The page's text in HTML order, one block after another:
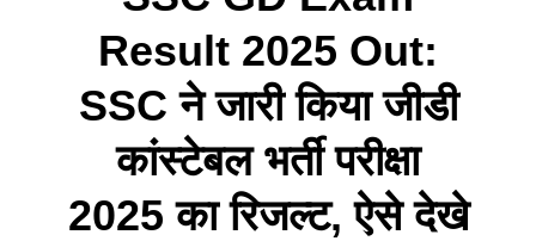
Result 2025 Out:
SSC ने जारी किया जीडी
कांस्टेबल भर्ती परीक्षा
2025 का रिजल्ट, ऐसे देखे